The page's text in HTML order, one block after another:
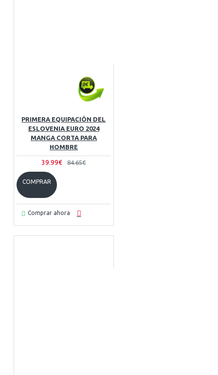
PRIMERA EQUIPACIÓN DEL
ESLOVENIA EURO 2024
MANGA CORTA PARA
HOMBRE
39.99€ 84.65€
COMPRAR
Comprar ahora